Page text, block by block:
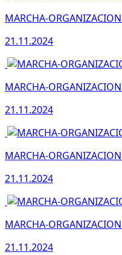
MARCHA-
21.11.2024
MARCHA-
21.11.2024
MARCHA-
21.11.2024
MARCHA-
21.11.2024